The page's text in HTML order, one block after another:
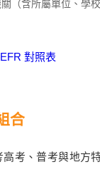
（含所屬單位、學
對照表
合
考、普考與地方